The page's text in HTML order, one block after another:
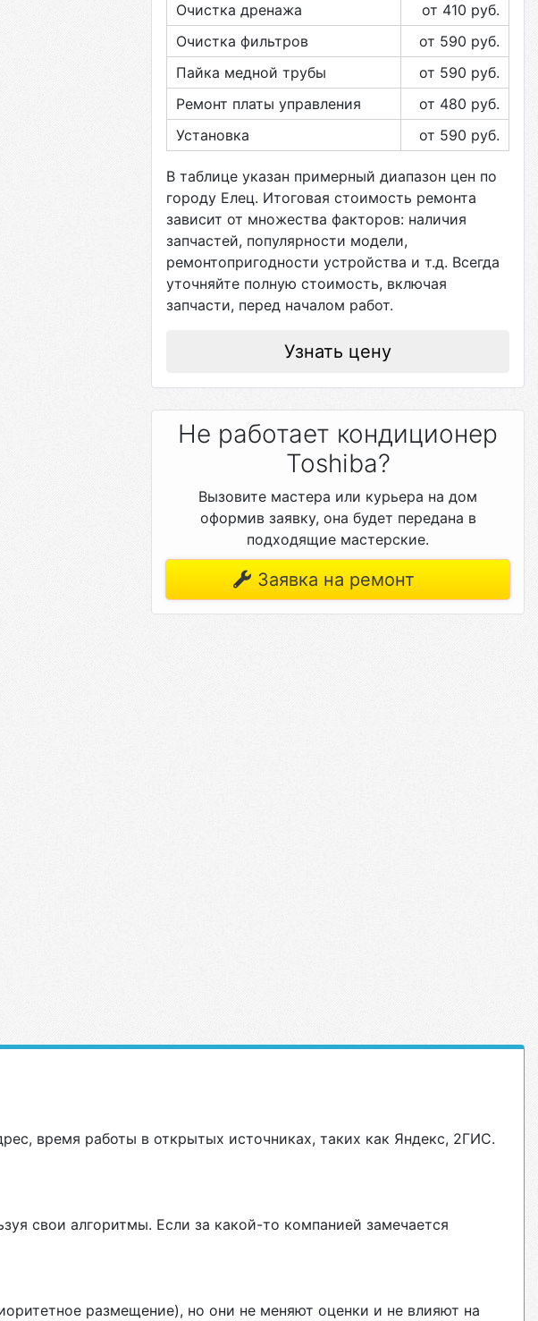
Очистка дренажа
от 410 руб.
Очистка фильтров
от 590 руб.
Пайка медной трубы
от 590 руб.
Ремонт платы управления
от 480 руб.
Установка
от 590 руб.
В таблице указан примерный диапазон цен по
городу Елец. Итоговая стоимость ремонта
зависит от множества факторов: наличия
запчастей, популярности модели,
ремонтопригодности устройства и т.д. Всегда
уточняйте полную стоимость, включая
запчасти, перед началом работ.
Узнать цену
Не работает кондиционер
Toshiba?
Вызовите мастера или курьера на дом
оформив заявку, она будет передана в
подходящие мастерские.
Заявка на ремонт
время работы в открытых источниках, таких как Яндекс, 2ГИС.
свои алгоритмы. Если за какой-то компанией замечается
размещение), но они не меняют оценки и не влияют на